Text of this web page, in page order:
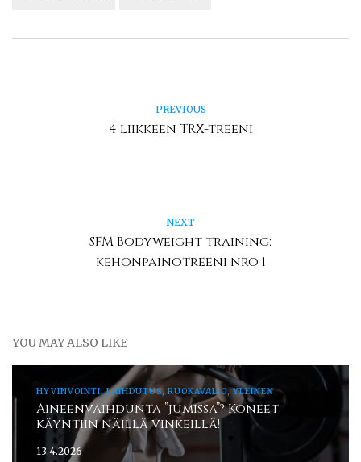
PREVIOUS
4 liikkeen TRX-treeni
NEXT
SFM Bodyweight training:
kehonpainotreeni nro 1
YOU MAY ALSO LIKE
HYVINVOINTI, LAIHDUTUS, RUOKAVALIO, YLEINEN
Aineenvaihdunta ”jumissa”? Koneet
käyntiin näillä vinkeillä!
13.4.2026